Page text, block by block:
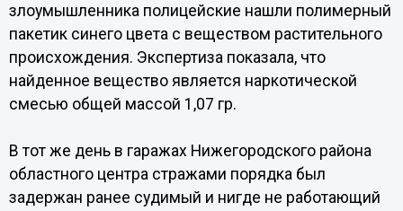
злоумышленника полицейские нашли полимерный
пакетик синего цвета с веществом растительного
происхождения. Экспертиза показала, что
найденное вещество является наркотической
смесью общей массой 1,07 гр.
В тот же день в гаражах Нижегородского района
областного центра стражами порядка был
задержан ранее судимый и нигде не работающий